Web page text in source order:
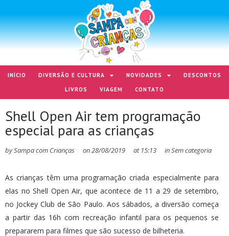
INÍCIO DIVERSÃO E CULTURA NOVIDADES
DESCONTOS
LIVROS
VIAGEM CONTATO
Shell Open Air tem programação
especial para as crianças
bySampa com Crianças on28/08/2019 at 15:13 inSem categoria
As crianças têm uma programação criada especialmente para
elas no Shell Open Air, que acontece de 11 a 29 de setembro,
no Jockey Club de São Paulo. Aos sábados, a diversão começa
a partir das 16h com recreação infantil para os pequenos se
prepararem para filmes que são sucesso de bilheteria.